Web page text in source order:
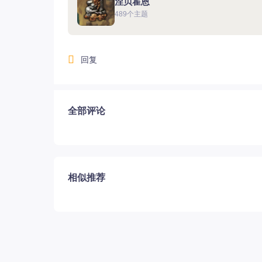
12.22国服圣骑士上线
489个主题
回复
全部评论
相似推荐